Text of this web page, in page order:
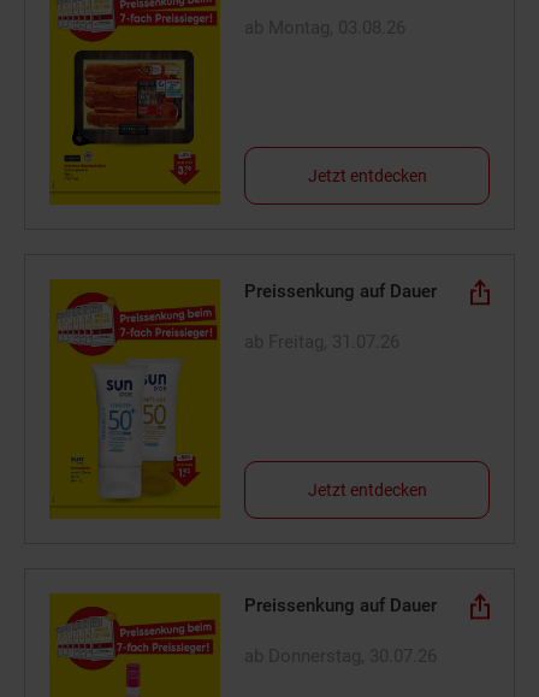
Jetzt entdecken
Preissenkung auf Dauer
Jetzt entdecken
Preissenkung auf Dauer